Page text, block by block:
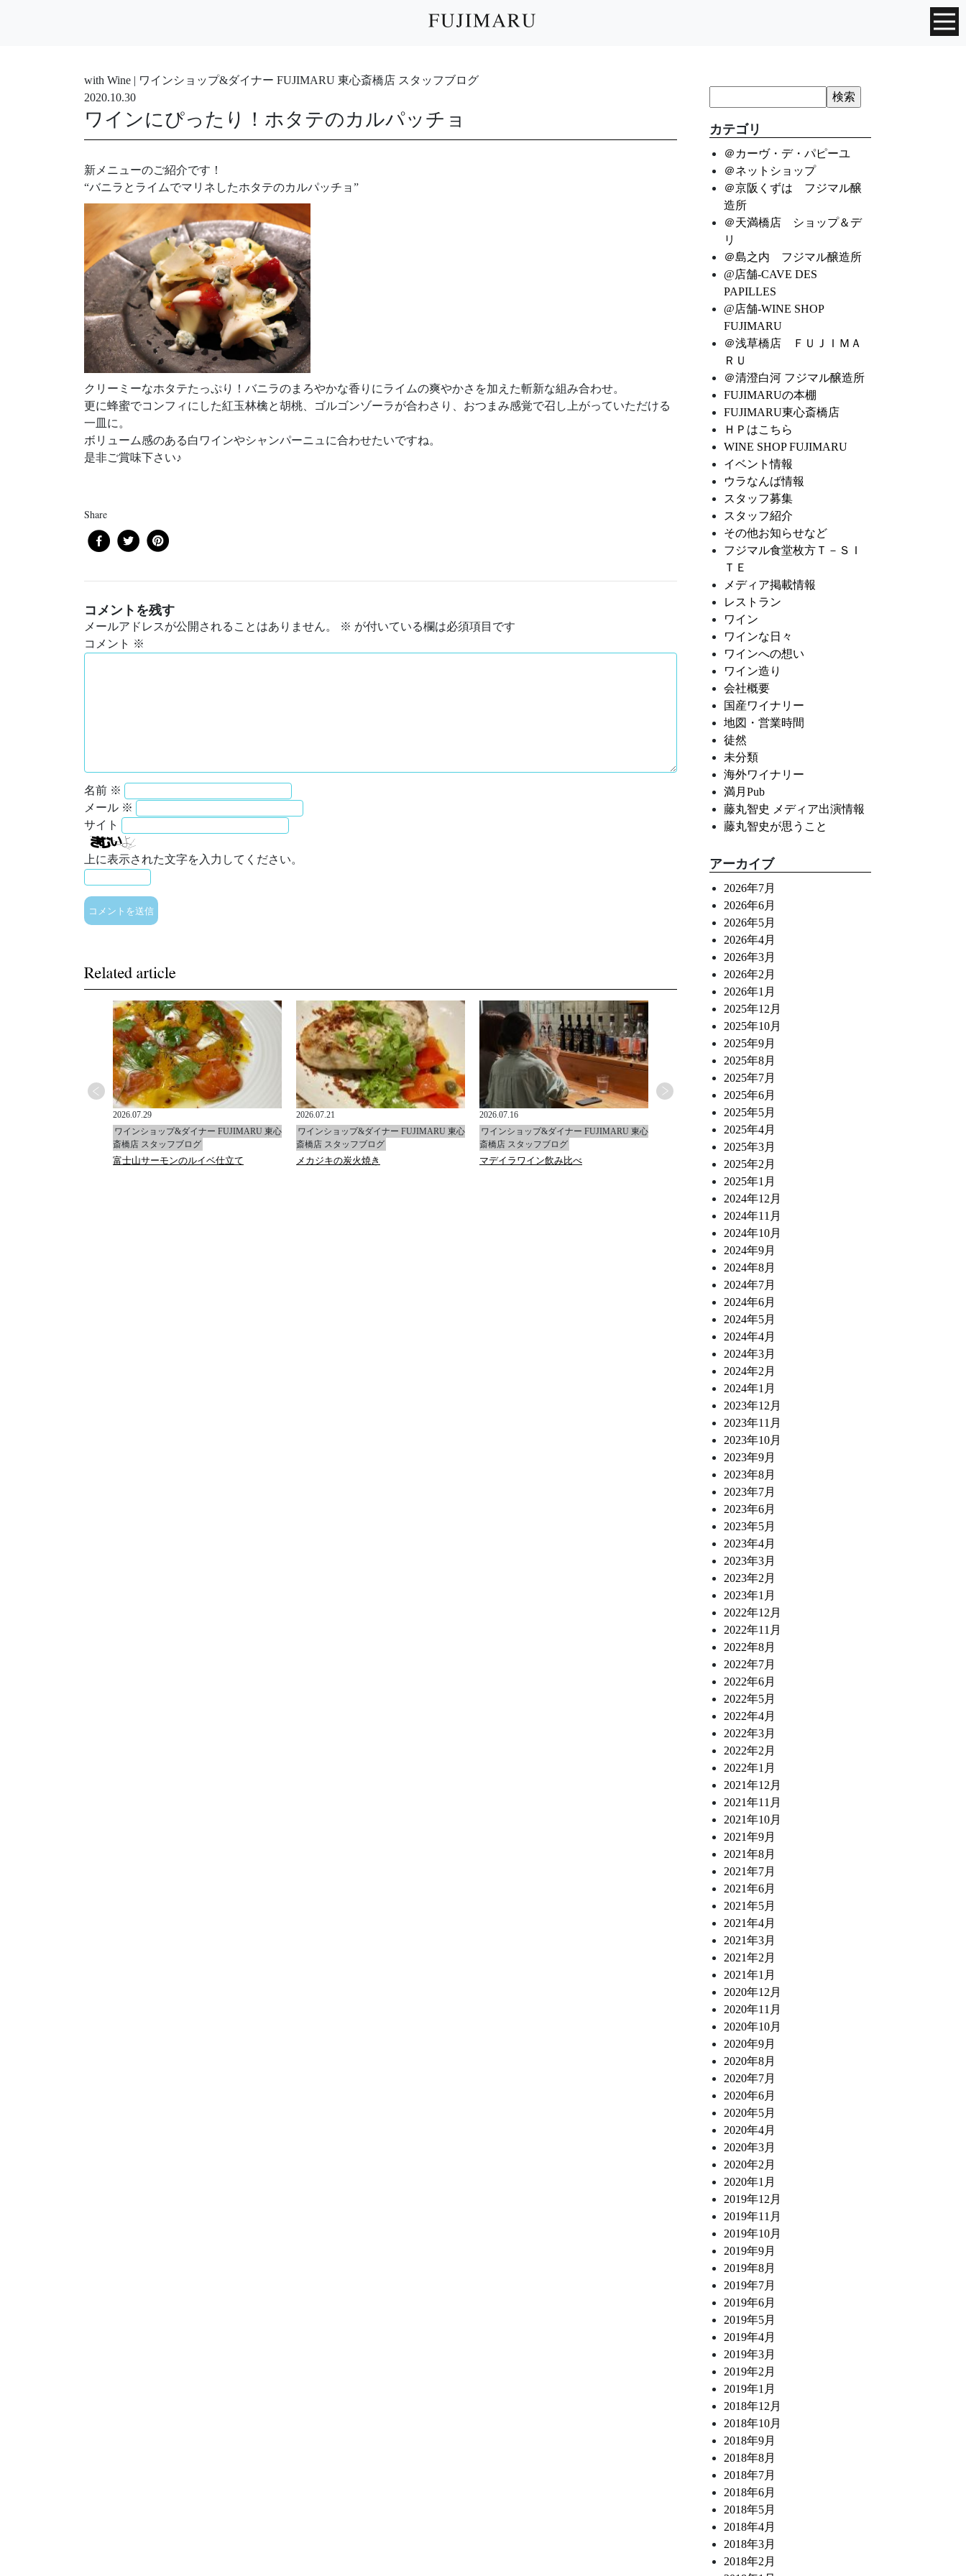
with Wine | ワインショップ&ダイナー FUJIMARU 東心斎橋店 スタッフブログ
2020.10.30
ワインにぴったり！ホタテのカルパッチョ
新メニューのご紹介です！
“バニラとライムでマリネしたホタテのカルパッチョ”
クリーミーなホタテたっぷり！バニラのまろやかな香りにライムの爽やかさを加えた斬新な組み合わせ。
更に蜂蜜でコンフィにした紅玉林檎と胡桃、ゴルゴンゾーラが合わさり、おつまみ感覚で召し上がっていただける
一皿に。
ボリューム感のある白ワインやシャンパーニュに合わせたいですね。
是非ご賞味下さい♪
Share
コメントを残す
メールアドレスが公開されることはありません。 ※ が付いている欄は必須項目です
コメント ※
名前 ※
メール ※
サイト
上に表示された文字を入力してください。
2026.07.29
ワインショップ&ダイナー FUJIMARU 東心
斎橋店 スタッフブログ
富士山サーモンのルイベ仕立て
2026.07.21
ワインショップ&ダイナー FUJIMARU 東心
斎橋店 スタッフブログ
メカジキの炭火焼き
2026.07.16
ワインショップ&ダイナー FUJIMARU 東心
斎橋店 スタッフブログ
マデイラワイン飲み比べ
ワインショップ&ダイナー FUJIMARU 東心
斎橋店 スタッフブログ
なにわ黒牛 炭火焼き ポスタ・ミラン
カテゴリ
＠カーヴ・デ・パピーユ
＠ネットショップ
＠京阪くずは フジマル醸
造所
＠天満橋店 ショップ＆デ
リ
＠島之内 フジマル醸造所
@店舗-CAVE DES
PAPILLES
@店舗-WINE SHOP
FUJIMARU
＠浅草橋店 ＦＵＪＩＭＡ
ＲＵ
＠清澄白河 フジマル醸造所
FUJIMARUの本棚
FUJIMARU東心斎橋店
ＨＰはこちら
WINE SHOP FUJIMARU
イベント情報
ウラなんば情報
スタッフ募集
スタッフ紹介
その他お知らせなど
フジマル食堂枚方Ｔ－ＳＩ
ＴＥ
メディア掲載情報
レストラン
ワイン
ワインな日々
ワインへの想い
ワイン造り
会社概要
国産ワイナリー
地図・営業時間
徒然
未分類
海外ワイナリー
満月Pub
藤丸智史 メディア出演情報
藤丸智史が思うこと
アーカイブ
2026年7月
2026年6月
2026年5月
2026年4月
2026年3月
2026年2月
2026年1月
2025年12月
2025年10月
2025年9月
2025年8月
2025年7月
2025年6月
2025年5月
2025年4月
2025年3月
2025年2月
2025年1月
2024年12月
2024年11月
2024年10月
2024年9月
2024年8月
2024年7月
2024年6月
2024年5月
2024年4月
2024年3月
2024年2月
2024年1月
2023年12月
2023年11月
2023年10月
2023年9月
2023年8月
2023年7月
2023年6月
2023年5月
2023年4月
2023年3月
2023年2月
2023年1月
2022年12月
2022年11月
2022年8月
2022年7月
2022年6月
2022年5月
2022年4月
2022年3月
2022年2月
2022年1月
2021年12月
2021年11月
2021年10月
2021年9月
2021年8月
2021年7月
2021年6月
2021年5月
2021年4月
2021年3月
2021年2月
2021年1月
2020年12月
2020年11月
2020年10月
2020年9月
2020年8月
2020年7月
2020年6月
2020年5月
2020年4月
2020年3月
2020年2月
2020年1月
2019年12月
2019年11月
2019年10月
2019年9月
2019年8月
2019年7月
2019年6月
2019年5月
2019年4月
2019年3月
2019年2月
2019年1月
2018年12月
2018年10月
2018年9月
2018年8月
2018年7月
2018年6月
2018年5月
2018年4月
2018年3月
2018年2月